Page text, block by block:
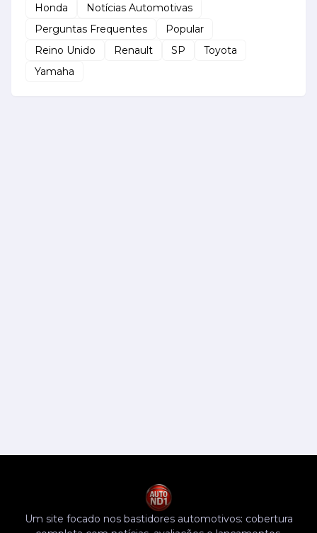
Honda
Notícias Automotivas
Perguntas Frequentes
Popular
Reino Unido
Renault SP
Toyota
Yamaha
Um site focado nos bastidores automotivos: cobertura